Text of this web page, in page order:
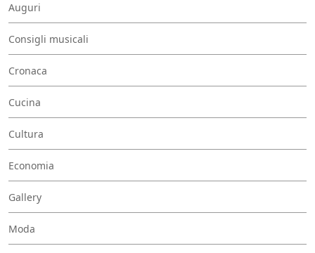
Auguri
Consigli musicali
Cronaca
Cucina
Cultura
Economia
Gallery
Moda